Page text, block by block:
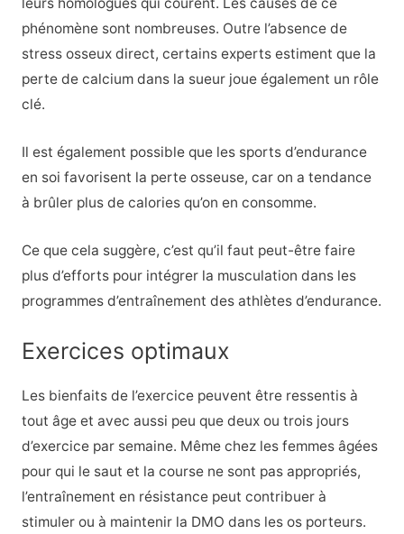
leurs homologues qui courent. Les causes de ce
phénomène sont nombreuses. Outre l’absence de
stress osseux direct, certains experts estiment que la
perte de calcium dans la sueur joue également un rôle
clé.
Il est également possible que les sports d’endurance
en soi favorisent la perte osseuse, car on a tendance
à brûler plus de calories qu’on en consomme.
Ce que cela suggère, c’est qu’il faut peut-être faire
plus d’efforts pour intégrer la musculation dans les
programmes d’entraînement des athlètes d’endurance.
Exercices optimaux
Les bienfaits de l’exercice peuvent être ressentis à
tout âge et avec aussi peu que deux ou trois jours
d’exercice par semaine. Même chez les femmes âgées
pour qui le saut et la course ne sont pas appropriés,
l’entraînement en résistance peut contribuer à
stimuler ou à maintenir la DMO dans les os porteurs.